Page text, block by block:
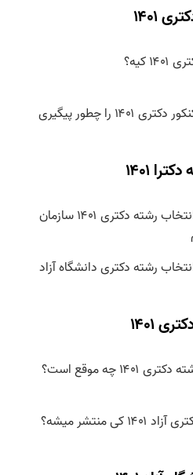
۱۴۰۱ چند تا است؟۱۴۰۱
کیه؟
تمدید انتخاب رشته کنکور دکتری ۱۴۰۱ را چطور پیگیری
۱۴۰۱
لینک دانلود دفترچه انتخاب رشته دکتری ۱۴۰۱ سازمان
رشته دکتری دانشگاه آزاد
۱۴۰۱
چه موقع است؟
منتشر میشه؟